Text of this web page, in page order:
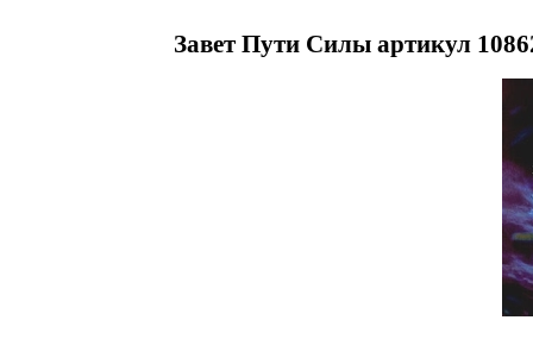
Завет Пути Силы артикул